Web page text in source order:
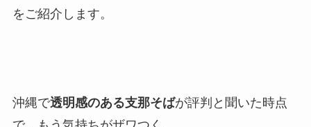
をご紹介します。
沖縄で透明感のある支那そばが評判と聞いた時点